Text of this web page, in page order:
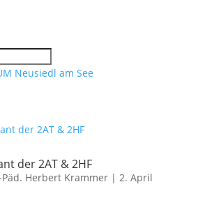
der 2AT & 2HF
Päd. Herbert Krammer| 2. April